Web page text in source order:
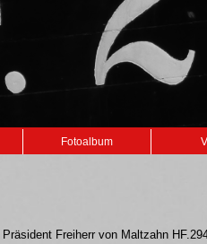
Fotoalbum
Freiherr von Maltzahn